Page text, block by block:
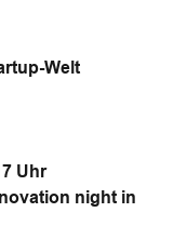
Welt
Uhr
night in